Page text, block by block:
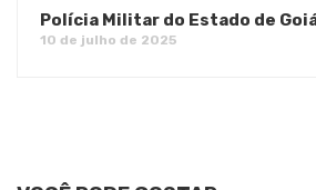
Polícia Militar do Estado de
10 de julho de 2025